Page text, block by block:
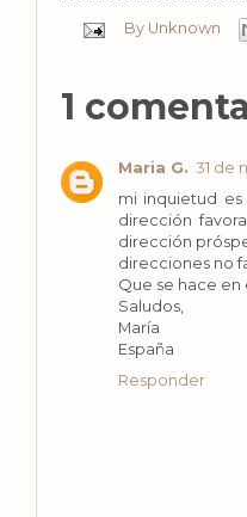
By Unknown
1
Maria G. 31 de
mi inquietud
dirección
dirección
direcciones no
Que se hace en
Saludos,
María
España
Responder